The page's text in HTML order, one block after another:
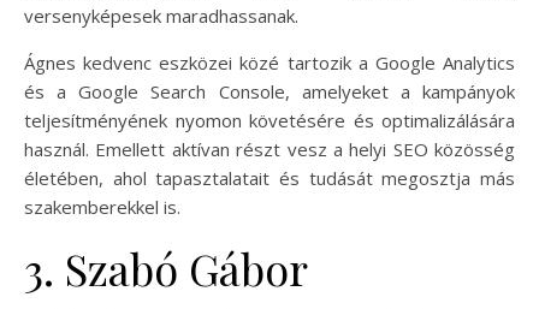
versenyképesek maradhassanak.
Ágnes kedvenc eszközei közé tartozik a Google Analytics
és a Google Search Console, amelyeket a kampányok
teljesítményének nyomon követésére és optimalizálására
használ. Emellett aktívan részt vesz a helyi SEO közösség
életében, ahol tapasztalatait és tudását megosztja más
szakemberekkel is.
3. Szabó Gábor